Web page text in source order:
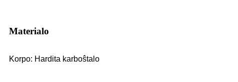
Materialo
Korpo: Hardita karboŝtalo